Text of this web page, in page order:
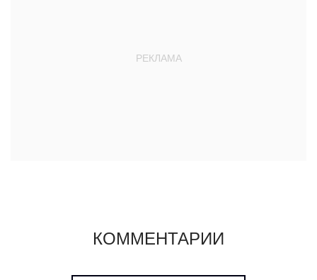
КОММЕНТАРИИ